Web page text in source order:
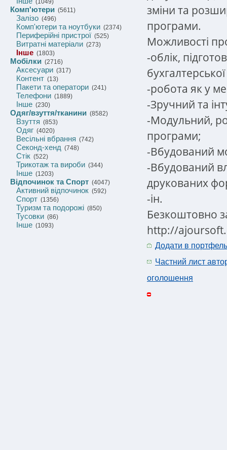
(1049)
Комп'ютери (5611)
Залізо (496)
Комп'ютери та ноутбуки (2374)
Периферійні пристрої (525)
Витратні матеріали (273)
Інше (1803)
Мобілки (2716)
Аксесуари (317)
Контент (13)
Пакети та оператори (241)
Телефони (1889)
Інше (230)
Одяг/взуття/тканини (8582)
Взуття (853)
Одяг (4020)
Весільні вбрання (742)
Секонд-хенд (748)
Стік (522)
Трикотаж та вироби (344)
Інше (1203)
Відпочинок та Спорт (4047)
Активний відпочинок (592)
Спорт (1356)
Туризм та подорожі (850)
Тусовки (86)
Інше (1093)
зміни та
програми.
Можливості
-облік,
-робота як у
-Зручний та
-Модульний,
програми;
-Вбудований
-Вбудований
друкованих
-ін.
Безкоштовно
http://
Додати в портфель
Частний лист
оголошення